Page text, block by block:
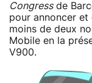
Congressde
pour annoncer
moins de deux
Mobile en la
V900.